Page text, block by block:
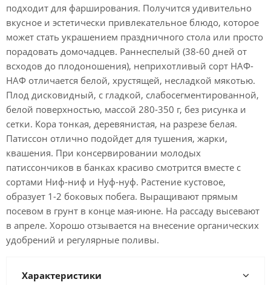
подходит для фарширования. Получится удивительно
вкусное и эстетически привлекательное блюдо, которое
может стать украшением праздничного стола или просто
порадовать домочадцев. Раннеспелый (38-60 дней от
всходов до плодоношения), неприхотливый сорт НАФ-
НАФ отличается белой, хрустящей, несладкой мякотью.
Плод дисковидный, с гладкой, слабосегментированной,
белой поверхностью, массой 280-350 г, без рисунка и
сетки. Кора тонкая, деревянистая, на разрезе белая.
Патиссон отлично подойдет для тушения, жарки,
квашения. При консервировании молодых
патиссончиков в банках красиво смотрится вместе с
сортами Ниф-ниф и Нуф-нуф. Растение кустовое,
образует 1-2 боковых побега. Выращивают прямым
посевом в грунт в конце мая-июне. На рассаду высевают
в апреле. Хорошо отзывается на внесение органических
удобрений и регулярные поливы.
Характеристики